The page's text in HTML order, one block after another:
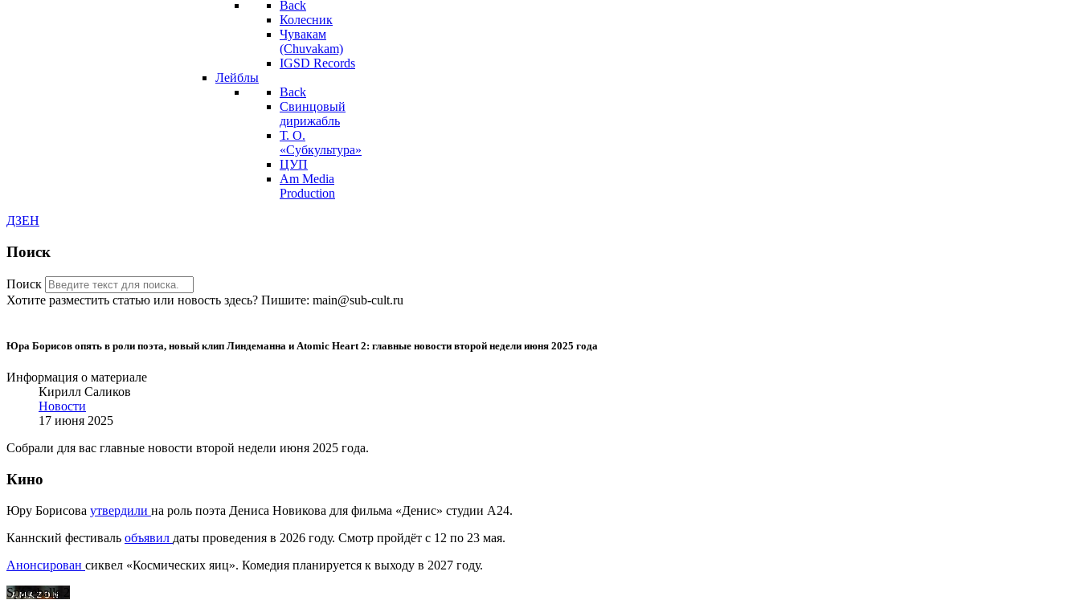
Back
Колесник
Чувакам
(Chuvakam)
IGSD Records
Лейблы
Back
Свинцовый
дирижабль
Т. О.
«Субкультура»
ЦУП
Am Media
Production
ДЗЕН
Поиск
Поиск
Хотите разместить статью или новость здесь? Пишите: main@sub-cult.ru
Юра Борисов опять в роли поэта, новый клип Линдеманна и Atomic Heart 2: главные новости второй недели июня 2025 года
Информация о материале
Кирилл Саликов
Новости
17 июня 2025
Собрали для вас главные новости второй недели июня 2025 года.
Кино
Юру Борисова утвердили на роль поэта Дениса Новикова для фильма «Денис» студии A24.
Каннский фестиваль объявил даты проведения в 2026 году. Смотр пройдёт с 12 по 23 мая.
Анонсирован сиквел «Космических яиц». Комедия планируется к выходу в 2027 году.
Spaceballs 2